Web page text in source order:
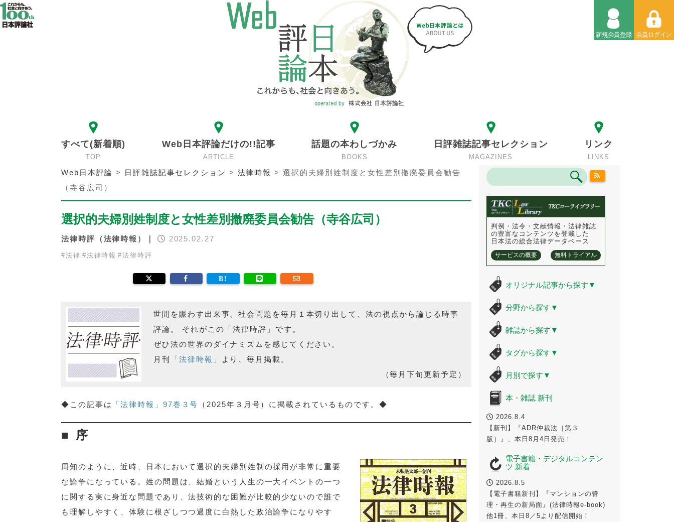
すべて(新着順)
TOP
Web日本評論だけの!!記事
ARTICLE
話題の本わしづかみ
BOOKS
日評雑誌記事セレクション
MAGAZINES
リンク
LINKS
Web日本評論 > 日評雑誌記事セレクション > 法律時報 > 選択的夫婦別姓制度と女性差別撤廃委員会勧告
（寺谷広司）
選択的夫婦別姓制度と女性差別撤廃委員会勧告（寺谷広司）
法律時評（法律時報）｜ 2025.02.27
#法律 #法律時報 #法律時評
世間を賑わす出来事、社会問題を毎月１本切り出して、法の視点から論じる時事
評論。 それがこの「法律時評」です。
ぜひ法の世界のダイナミズムを感じてください。
月刊
「法律時報」
より、毎月掲載。
（毎月下旬更新予定）
◆この記事は 「法律時報」97巻３号 （2025年３月号）に掲載されているものです。◆
序
周知のように、近時、日本において選択的夫婦別姓制の採用が非常に重要
な論争になっている。姓の問題は、結婚という人生の一大イベントの一つ
に関する実に身近な問題であり、法技術的な困難が比較的少ないので誰で
も理解しやすく、体験に根ざしつつ過度に白熱した政治論争になりやす
判例・法令・文献情報・法律雑誌
の豊富なコンテンツを登載した
日本法の総合法律データベース
サービスの概要 無料トライアル
オリジナル記事から探す ▼
分野から探す ▼
雑誌から探す ▼
タグから探す ▼
月別で探す ▼
本・雑誌 新刊
2026.8.4
【新刊】『ADR仲裁法［第３
版］』、本日8月4日発売！
電子書籍・デジタルコンテン
ツ 新着
2026.8.5
【電子書籍新刊】『マンションの管
理・再生の新局面』(法律時報e-book)
他1冊、本日8／5より配信開始！